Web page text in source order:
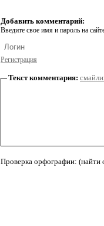
Добавить комментарий:
Введите свое имя и пароль на
Регистрация
Текст комментария:
Проверка орфографии: (найти